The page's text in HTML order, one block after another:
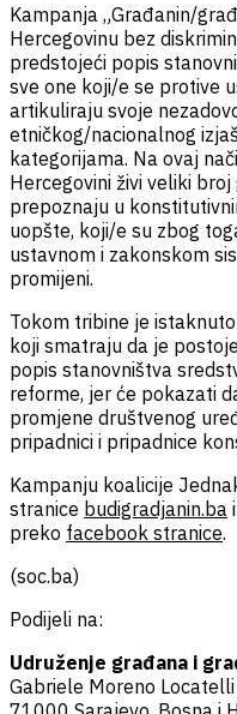
Kampanja „Građanin/
Hercegovinu bez
predstojeći popis
sve one koji/e se protive
artikuliraju svoje
etničkog/nacionalnog
kategorijama. Na ovaj
Hercegovini živi veliki
prepoznaju u
uopšte, koji/e su zbog
ustavnom i zakonskom
promijeni.
Tokom tribine je
koji smatraju da je
popis stanovništva
reforme, jer će pokazati
promjene društvenog
pripadnici i pripadnice
Kampanju koalicije
stranice budigradjanin.ba i
preko facebook stranice.
(soc.ba)
Podijeli na:
Udruženje građana i
Gabriele Moreno